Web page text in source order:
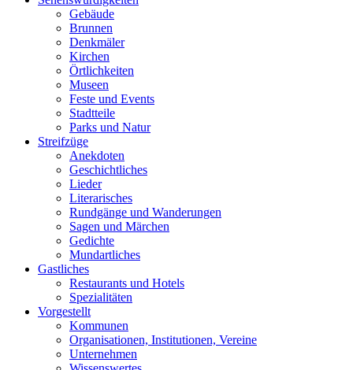
Gebäude
Brunnen
Denkmäler
Kirchen
Örtlichkeiten
Museen
Feste und Events
Stadtteile
Parks und Natur
Streifzüge
Anekdoten
Geschichtliches
Lieder
Literarisches
Rundgänge und Wanderungen
Sagen und Märchen
Gedichte
Mundartliches
Gastliches
Restaurants und Hotels
Spezialitäten
Vorgestellt
Kommunen
Organisationen, Institutionen, Vereine
Unternehmen